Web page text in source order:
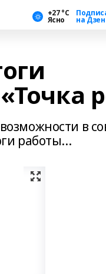
+27 °С
Ясно на Дзен
в
работы...